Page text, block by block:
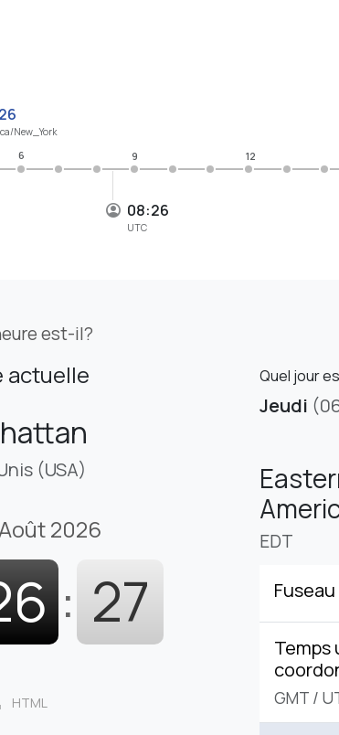
08:26
UTC
New_York
6 9 12
est-il?
actuelle
(USA)
2026
: 28
HTML
Quel jour
Jeudi
EDT
Temps
GMT /